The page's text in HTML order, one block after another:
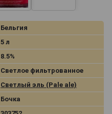
Бельгия
5 л
8.5%
Светлое фильтрованное
Светлый эль (Pale ale)
Бочка